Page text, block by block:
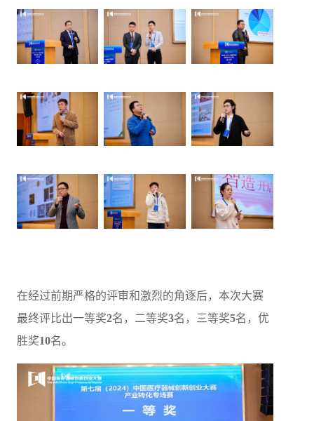
在经过前期严格的评审和激烈的角逐后，本次大赛
最终评比出一等奖2名，二等奖3名，三等奖5名，优
胜奖10名。